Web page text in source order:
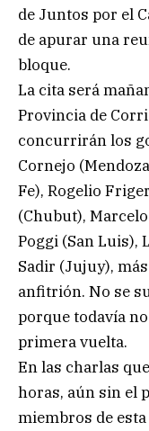
de Juntos por el
de apurar una
bloque.
La cita será
Provincia de
concurrirán los
Cornejo
Fe), Rogelio
(Chubut),
Poggi (San Luis),
Sadir (Jujuy),
anfitrión. No se
porque todavía
primera vuelta.
En las charlas
horas, aún sin el
miembros de